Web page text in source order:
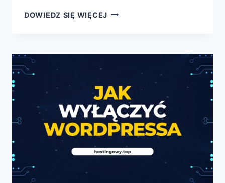
DOWIEDZ SIĘ WIĘCEJJAK
STRONY
WORDPRESS?